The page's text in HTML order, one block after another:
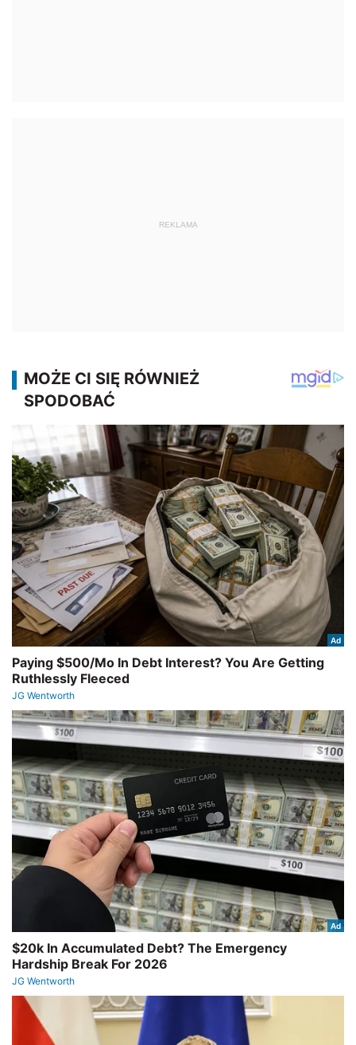
REKLAMA